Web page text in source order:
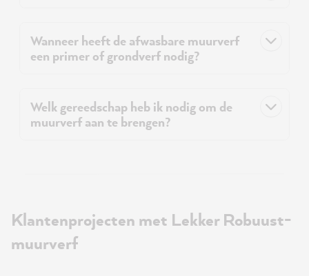
Wanneer heeft de afwasbare muurverf
een primer of grondverf nodig?
Welk gereedschap heb ik nodig om de
muurverf aan te brengen?
Klantenprojecten met Lekker Robuust-
muurverf